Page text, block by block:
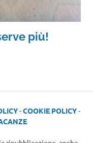
più!
-COOKIE POLICY-